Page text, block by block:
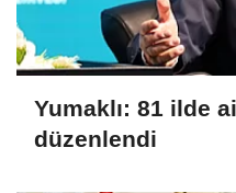
Yumaklı: 81 ilde
düzenlendi